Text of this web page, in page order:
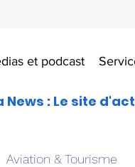
et podcast
News : Le site
Aviation & Tourisme